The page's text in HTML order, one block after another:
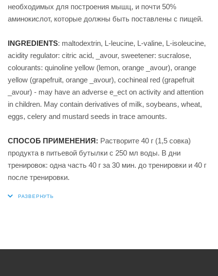
необходимых для построения мышц, и почти 50%
аминокислот, которые должны быть поставлены с пищей.
INGREDIENTS: maltodextrin, L-leucine, L-valine, L-isoleucine,
acidity regulator: citric acid, _avour, sweetener: sucralose,
colourants: quinoline yellow (lemon, orange _avour), orange
yellow (grapefruit, orange _avour), cochineal red (grapefruit
_avour) - may have an adverse e_ect on activity and attention
in children. May contain derivatives of milk, soybeans, wheat,
eggs, celery and mustard seeds in trace amounts.
СПОСОБ ПРИМЕНЕНИЯ: Растворите 40 г (1,5 совка)
продукта в питьевой бутылки с 250 мл воды. В дни
тренировок: одна часть 40 г за 30 мин. до тренировки и 40 г
после тренировки.